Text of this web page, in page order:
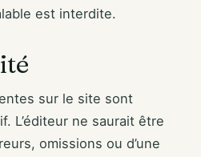
est interdite.
sur le site sont
L’éditeur ne saurait être
omissions ou d’une